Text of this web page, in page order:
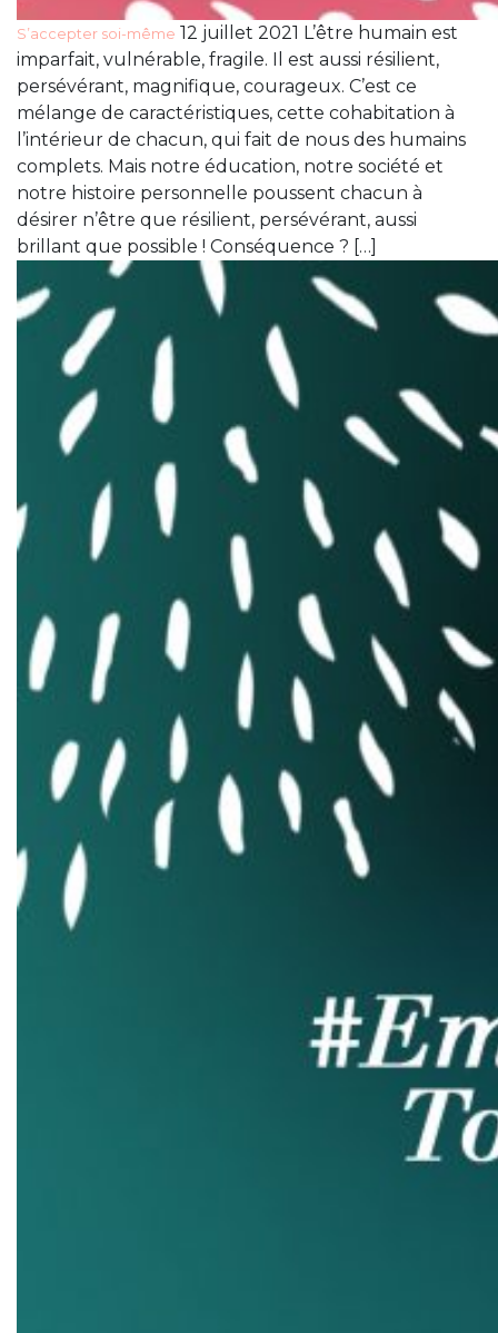
S’accepter soi-même 12 juillet 2021 L’être humain est
imparfait, vulnérable, fragile. Il est aussi résilient,
persévérant, magnifique, courageux. C’est ce
mélange de caractéristiques, cette cohabitation à
l’intérieur de chacun, qui fait de nous des humains
complets. Mais notre éducation, notre société et
notre histoire personnelle poussent chacun à
désirer n’être que résilient, persévérant, aussi
brillant que possible ! Conséquence ? […]